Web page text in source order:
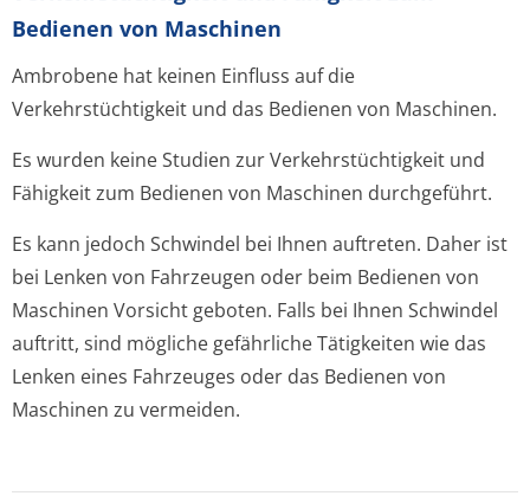
Bedienen von Maschinen
Ambrobene hat keinen Einfluss auf die
Verkehrstüchtigkeit und das Bedienen von Maschinen.
Es wurden keine Studien zur Verkehrstüchtigkeit und
Fähigkeit zum Bedienen von Maschinen durchgeführt.
Es kann jedoch Schwindel bei Ihnen auftreten. Daher ist
bei Lenken von Fahrzeugen oder beim Bedienen von
Maschinen Vorsicht geboten. Falls bei Ihnen Schwindel
auftritt, sind mögliche gefährliche Tätigkeiten wie das
Lenken eines Fahrzeuges oder das Bedienen von
Maschinen zu vermeiden.